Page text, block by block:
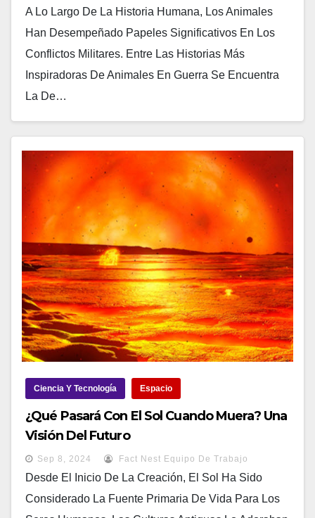
A Lo Largo De La Historia Humana, Los Animales
Han Desempeñado Papeles Significativos En Los
Conflictos Militares. Entre Las Historias Más
Inspiradoras De Animales En Guerra Se Encuentra
La De…
Ciencia Y Tecnología Espacio
¿Qué Pasará Con El Sol Cuando Muera? Una
Visión Del Futuro
Sep 8, 2024 Fact Nest Equipo De Trabajo
Desde El Inicio De La Creación, El Sol Ha Sido
Considerado La Fuente Primaria De Vida Para Los